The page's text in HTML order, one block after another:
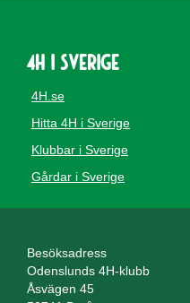
4H i Sverige
4H.se
Hitta 4H i Sverige
Klubbar i Sverige
Gårdar i Sverige
Besöksadress
Odenslunds 4H-klubb
Åsvägen 45